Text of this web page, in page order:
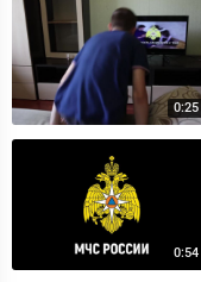
0:25
0:54